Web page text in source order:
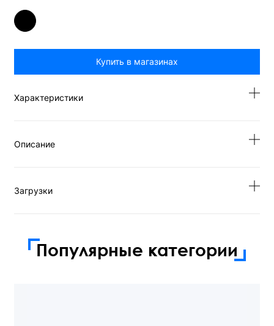
Купить в магазинах
Характеристики
Описание
Загрузки
Популярные категории